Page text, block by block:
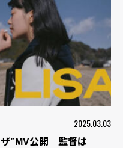
2025.03.03
ザ”MV公開 監督は